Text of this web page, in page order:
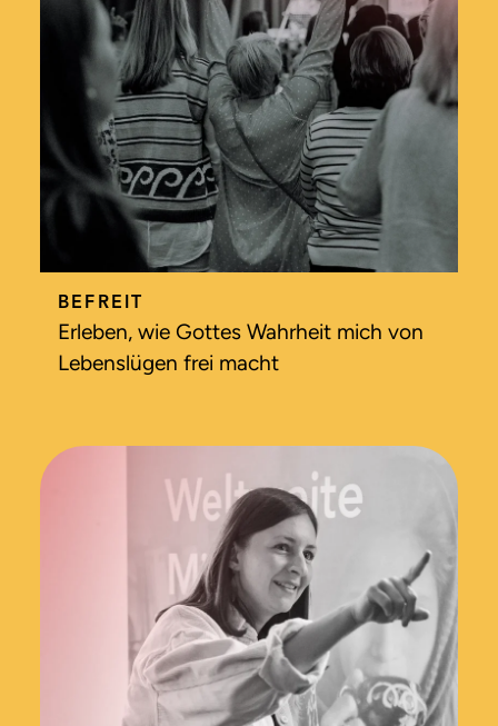
BEFREIT
Erleben, wie Gottes Wahrheit mich von
Lebenslügen frei macht